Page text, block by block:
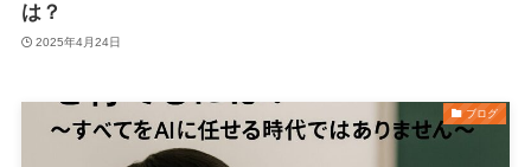
は？
2025年4月24日
ブログ